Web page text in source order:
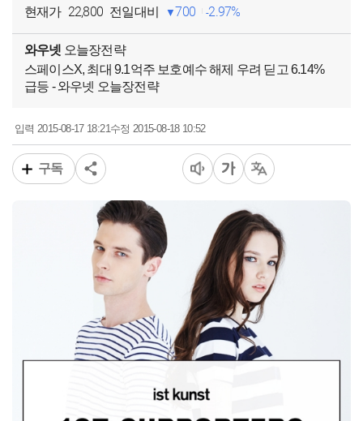
현재가 22,800 전일대비 700 2.97%
와우넷 오늘장전략
스페이스X, 최대 9.1억주 보호예수 해제 우려 딛고 6.14%
급등 - 와우넷 오늘장전략
입력2015-08-17 18:21수정 2015-08-18 10:52
구독